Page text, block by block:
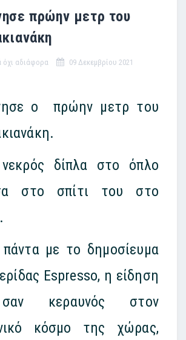
πρώην μετρ του
αδιάφορα 09 Δεκεμβρίου 2021
ο πρώην μετρ του
δίπλα στο όπλο
στο σπίτι του στο
με το δημοσίευμα
Espresso, η είδηση
κεραυνός στον
κόσμο της χώρας,